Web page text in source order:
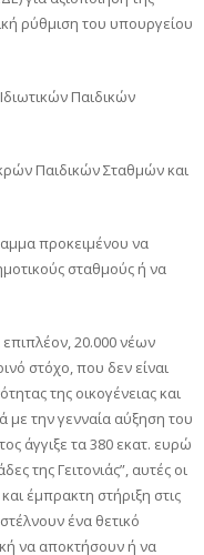
ρύθμιση του υπουργείου
Παιδικών
Παιδικών Σταθμών και
προκειμένου να
σταθμούς ή να
20.000 νέων
στόχο, που δεν είναι
της οικογένειας και
την γενναία αύξηση του
άγγιξε τα 380 εκατ. ευρώ
της Γειτονιάς”, αυτές οι
έμπρακτη στήριξη στις
ένα θετικό
να αποκτήσουν ή να